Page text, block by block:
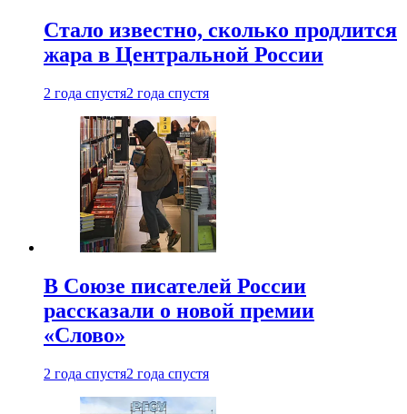
Стало известно, сколько продлится
жара в Центральной России
2 года спустя2 года спустя
В Союзе писателей России
рассказали о новой премии
«Слово»
2 года спустя2 года спустя